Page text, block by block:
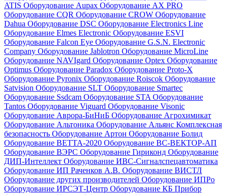
ATIS Оборудование Aupax Оборудование AX PRO
Оборудование CQR Оборудование CROW Оборудование
Dahua Оборудование DSC Оборудование Electronics Line
Оборудование Elmes Electronic Оборудование ESVI
Оборудование Falcon Eye Оборудование G.S.N. Electronic
Company Оборудование Jablotron Оборудование MicroLine
Оборудование NAVIgard Оборудование Optex Оборудование
Optimus Оборудование Paradox Оборудование Proto-X
Оборудование Pyronix Оборудование Roiscok Оборудование
Satvision Оборудование SLT Оборудование Smartec
Оборудование Ssdcam Оборудование STA Оборудование
Tantos Оборудование Viguard Оборудование Visonic
Оборудование Аврора-БиНиБ Оборудование Агрохимикат
Оборудование Альтоника Оборудование Альянс Комплексная
безопасность Оборудование Артон Оборудование Болид
Оборудование ВЕТТА-2020 Оборудование ВС-ВЕКТОР-АП
Оборудование ВЭРС Оборудование Гириконд Оборудование
ДИП-Интеллект Оборудование ИВС-Сигналспецавтоматика
Оборудование ИП Раченков А.В. Оборудование ВИСТЛ
Оборудование других производителей Оборудование ИПРо
Оборудование ИРСЭТ-Центр Оборудование КБ Прибор